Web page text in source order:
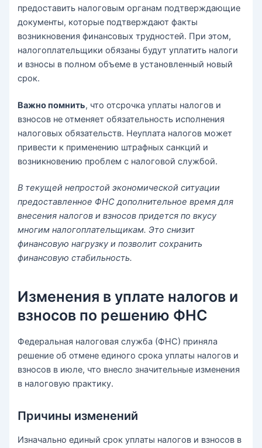
предоставить налоговым органам подтверждающие
документы, которые подтверждают факты
возникновения финансовых трудностей. При этом,
налогоплательщики обязаны будут уплатить налоги
и взносы в полном объеме в установленный новый
срок.
Важно помнить, что отсрочка уплаты налогов и
взносов не отменяет обязательность исполнения
налоговых обязательств. Неуплата налогов может
привести к применению штрафных санкций и
возникновению проблем с налоговой службой.
В текущей непростой экономической ситуации
предоставленное ФНС дополнительное время для
внесения налогов и взносов придется по вкусу
многим налогоплательщикам. Это снизит
финансовую нагрузку и позволит сохранить
финансовую стабильность.
Изменения в уплате налогов и
взносов по решению ФНС
Федеральная налоговая служба (ФНС) приняла
решение об отмене единого срока уплаты налогов и
взносов в июле, что внесло значительные изменения
в налоговую практику.
Причины изменений
Изначально единый срок уплаты налогов и взносов в